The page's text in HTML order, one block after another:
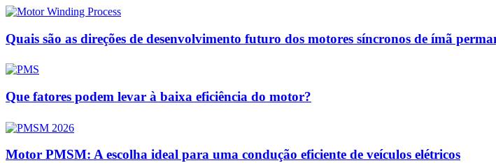
Quais são as direções de desenvolvimento futuro dos motores síncronos de ímã
Que fatores podem levar à baixa eficiência do motor?
Motor PMSM: A escolha ideal para uma condução eficiente de veículos elétricos